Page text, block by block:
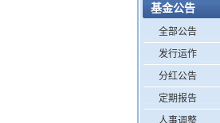
基金公告
全部公告
发行运作
分红公告
定期报告
人事调整